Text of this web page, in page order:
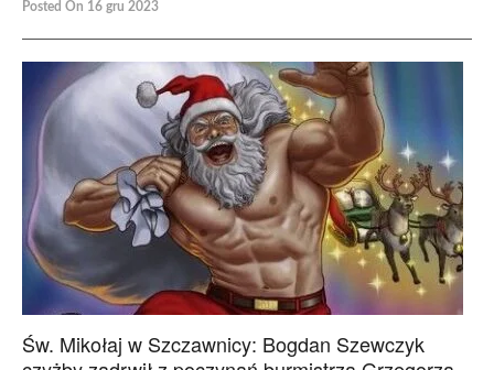
Posted On 16 gru 2023
Św. Mikołaj w Szczawnicy: Bogdan Szewczyk